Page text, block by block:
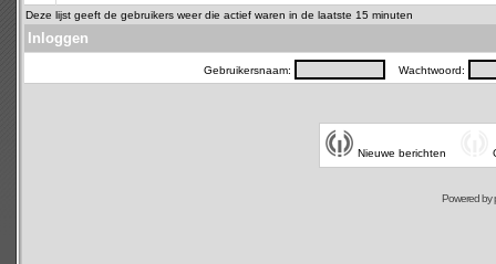
Deze lijst geeft de gebruikers weer die actief waren in de laatste 15 minuten
Inloggen
Gebruikersnaam: Wachtwoord:
Nieuwe berichten
Powered by